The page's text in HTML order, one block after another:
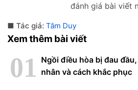
đánh giá bài viết
Tác giả: Tâm Duy
Xem thêm bài viết
Ngồi điều hòa bị đau
nhân và cách khắc phục